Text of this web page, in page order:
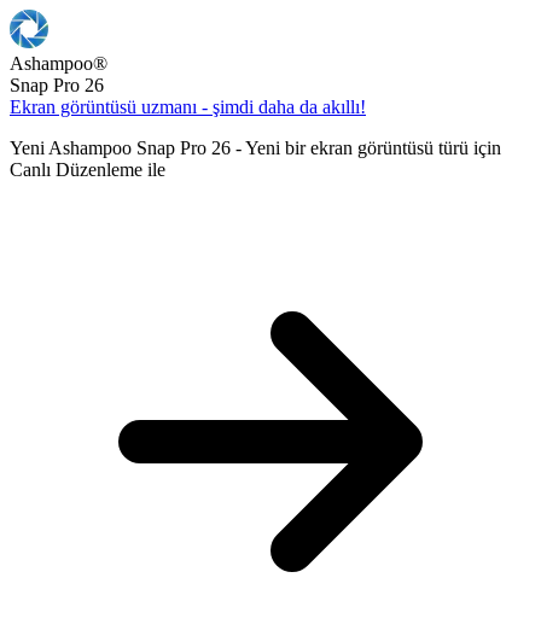
Ashampoo®
Snap Pro 26
Ekran görüntüsü uzmanı - şimdi daha da akıllı!
Yeni Ashampoo Snap Pro 26 - Yeni bir ekran görüntüsü türü için
Canlı Düzenleme ile